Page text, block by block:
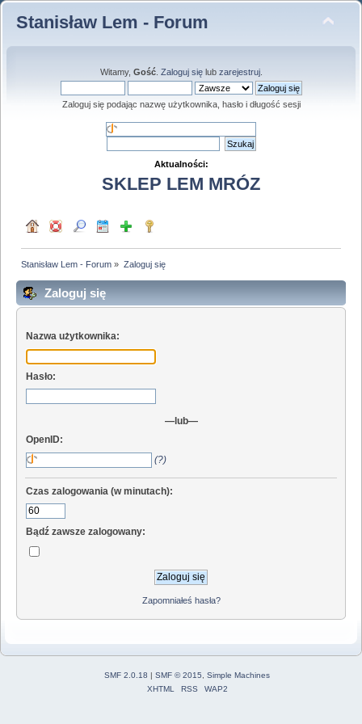
Stanisław Lem - Forum
Witamy, Gość. Zaloguj sięlub zarejestruj.
Zaloguj się podając nazwę użytkownika, hasło i długość sesji
Aktualności:
SKLEP LEM MRÓZ
Stanisław Lem - Forum » Zaloguj się
Zaloguj się
Nazwa użytkownika:
Hasło:
—lub—
OpenID:
(?)
Czas zalogowania (w minutach):
Bądź zawsze zalogowany:
Zapomniałeś hasła?
SMF 2.0.18 SMF © 2015, Simple Machines
XHTML
RSS WAP2